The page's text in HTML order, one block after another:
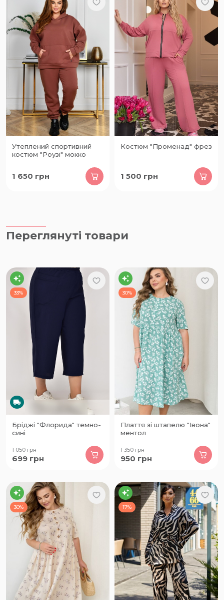
Утеплений спортивний
костюм "Роузі" мокко
1 650 грн
Костюм "Променад" фрез
1 500 грн
Переглянуті товари
33%
Бріджі "Флорида" темно-
сині
1 050грн
699 грн
30%
Плаття зі штапелю "Івона"
ментол
1 350грн
950 грн
30% 17%